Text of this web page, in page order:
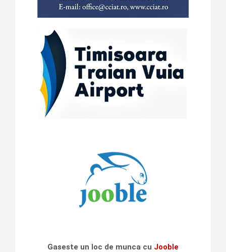
Gaseste un loc de munca cu Jooble